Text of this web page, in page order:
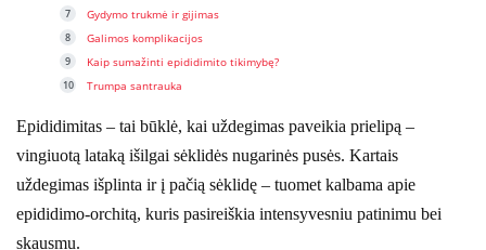
Gydymo trukmė ir gijimas
Galimos komplikacijos
Kaip sumažinti epididimito tikimybę?
Trumpa santrauka
Epididimitas – tai būklė, kai uždegimas paveikia prielipą –
vingiuotą lataką išilgai sėklidės nugarinės pusės. Kartais
uždegimas išplinta ir į pačią sėklidę – tuomet kalbama apie
epididimo-orchitą, kuris pasireiškia intensyvesniu patinimu bei
skausmu.